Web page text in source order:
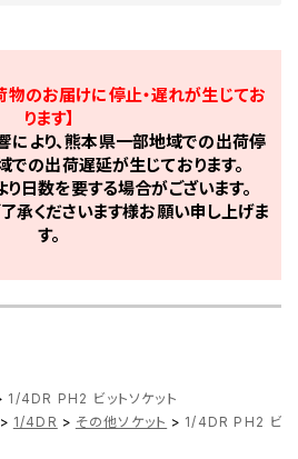
物のお届けに停止・遅れが生じてお
ります】
より、熊本県一部地域での出荷停
での出荷遅延が生じております。
日数を要する場合がございます。
承くださいます様お願い申し上げま
す。
1/4DR PH2 ビットソケット
> 1/4DR > その他ソケット > 1/4DR PH2 ビッ